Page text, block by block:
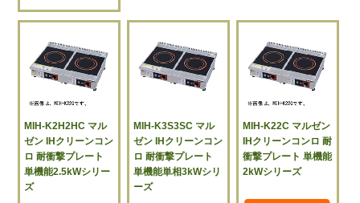
MIH-K2H2HC マル
ゼン IHクリーンコン
ロ 耐衝撃プレート
単機能2.5kWシリー
ズ
MIH-K3S3SC マル
ゼン IHクリーンコン
ロ 耐衝撃プレート
単機能単相3kWシリ
ーズ
MIH-K22C マルゼン
IHクリーンコンロ 耐
衝撃プレート 単機能
2kWシリーズ